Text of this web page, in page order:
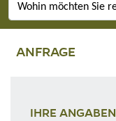
ANFRAGE
IHRE ANGABEN